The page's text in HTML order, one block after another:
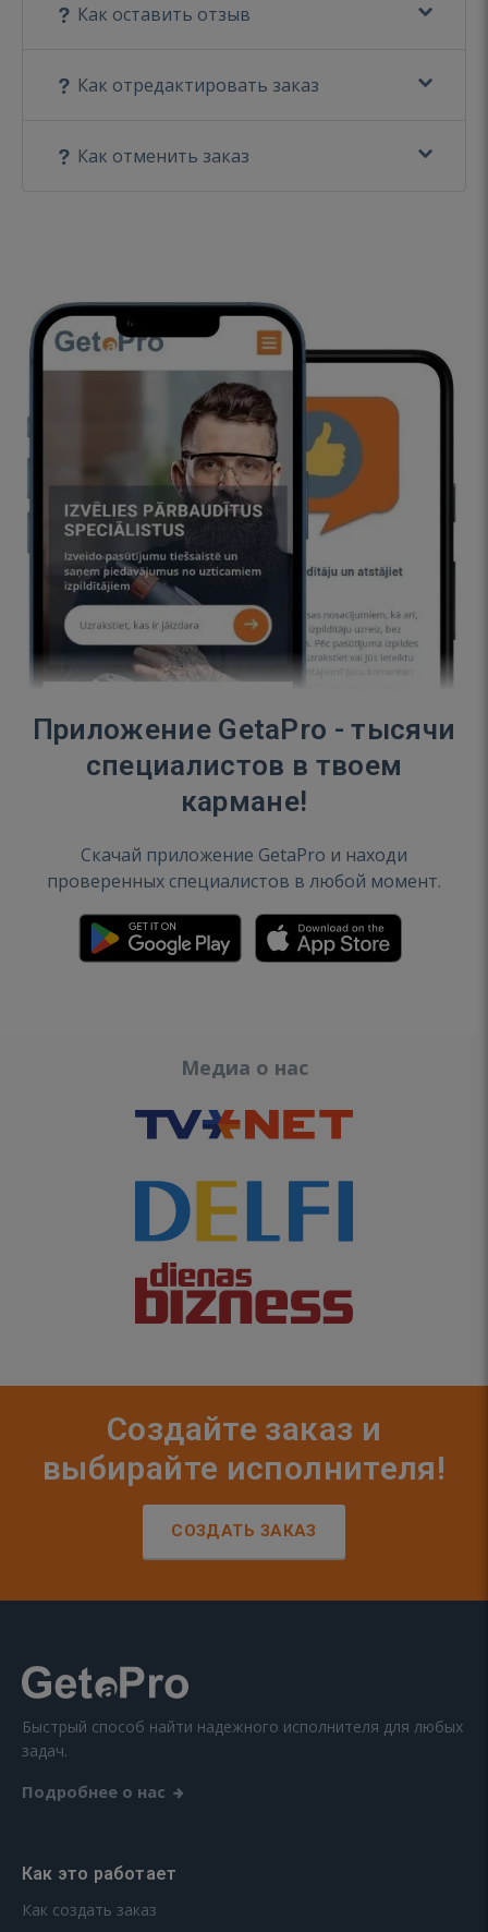
Как оставить отзыв
Как отредактировать заказ
Как отменить заказ
Приложение GetaPro - тысячи
специалистов в твоем
кармане!
Скачай приложение GetaPro и находи
проверенных специалистов в любой момент.
Медиа о нас
Создайте заказ и
выбирайте исполнителя!
СОЗДАТЬ ЗАКАЗ
Быстрый способ найти надежного исполнителя для любых
задач.
Подробнее о нас
Как это работает
Как создать заказ